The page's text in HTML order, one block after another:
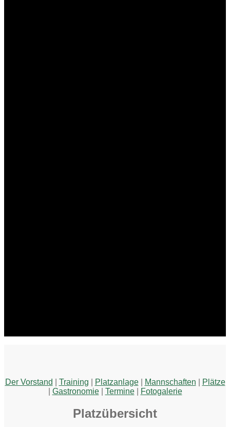
Der Vorstand Training Platzanlage| Mannschaften
Plätze
Gastronomie| Termine| Fotogalerie
Platzübersicht